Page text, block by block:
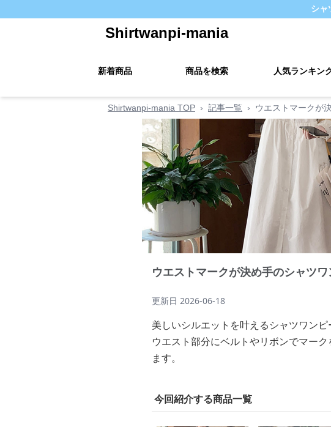
シャ
Shirtwanpi-mania
新着商品 商品を検索 人気ランキン
Shirtwanpi-mania TOP › 記事一覧 › ウエストマークが
ウエストマークが決め手のシャツ
更新日 2026-06-18
美しいシルエットを叶えるシャツワン
ウエスト部分にベルトやリボンでマー
ます。
今回紹介する商品一覧